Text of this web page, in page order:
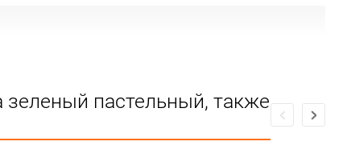
пастельный, также